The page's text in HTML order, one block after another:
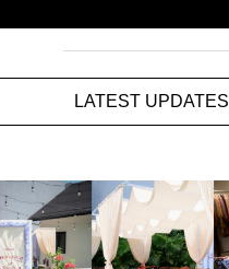
LATEST UPDATES